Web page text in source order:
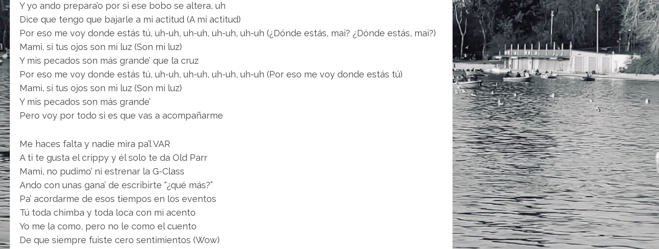
Y yo ando prepara’o por si ese bobo se altera, uh
Dice que tengo que bajarle a mi actitud (A mi actitud)
Por eso me voy donde estás tú, uh-uh, uh-uh, uh-uh, uh-uh (¿Dónde estás, mai? ¿Dónde estás, mai?)
Mami, si tus ojos son mi luz (Son mi luz)
Y mis pecados son más grande’ que la cruz
Por eso me voy donde estás tú, uh-uh, uh-uh, uh-uh, uh-uh (Por eso me voy donde estás tú)
Mami, si tus ojos son mi luz (Son mi luz)
Y mis pecados son más grande’
Pero voy por todo si es que vas a acompañarme
Me haces falta y nadie mira pa’l VAR
A ti te gusta el crippy y él solo te da Old Parr
Mami, no pudimo’ ni estrenar la G-Class
Ando con unas gana’ de escribirte “¿qué más?”
Pa’ acordarme de esos tiempos en los eventos
Tú toda chimba y toda loca con mi acento
Yo me la como, pero no le como el cuento
De que siempre fuiste cero sentimientos (Wow)